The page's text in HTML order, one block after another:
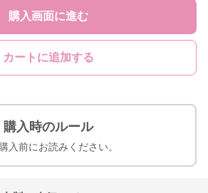
購入画面に進む
カートに追加する
購入時のルール
入前にお読みください。